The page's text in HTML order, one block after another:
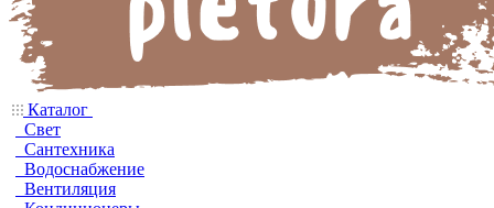
Каталог
Свет
Сантехника
Водоснабжение
Вентиляция